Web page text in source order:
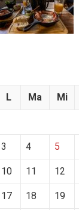
L Ma Mi
3 4 5
10 11 12
17 18 19